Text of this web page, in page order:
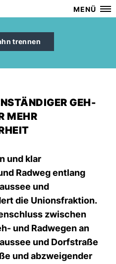
MENÜ
trennen
GEH-
MEHR
und klar
Radweg entlang
und
die Unionsfraktion.
zwischen
und Radwegen an
und Dorfstraße
und abzweigender